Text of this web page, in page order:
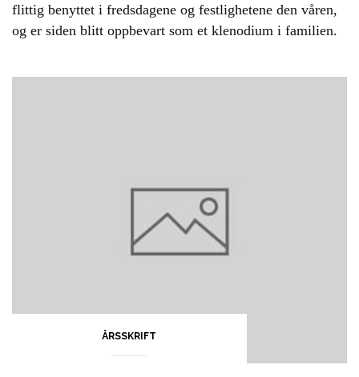
flittig benyttet i fredsdagene og festlighetene den våren,
og er siden blitt oppbevart som et klenodium i familien.
ÅRSSKRIFT